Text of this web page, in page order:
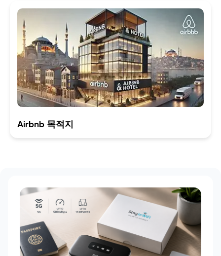
Airbnb 목적지